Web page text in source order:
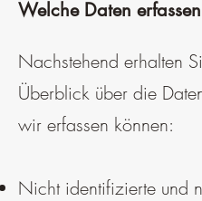
Welche Daten
Nachstehend erhalten
Überblick über die
wir erfassen können:
Nicht identifizierte und